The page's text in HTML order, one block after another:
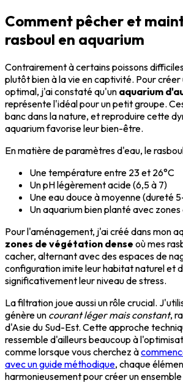
Comment pêcher et
rasboul en aquarium
Contrairement à certains poissons
plutôt bien à la vie en captivité. Pour
optimal, j'ai constaté qu'un aquarium
représente l'idéal pour un petit groupe.
banc dans la nature, et reproduire cette
aquarium favorise leur bien-être.
En matière de paramètres d'eau, le
Une température entre 23 et 26°C
Un pH légèrement acide (6,5 à 7)
Une eau douce à moyenne (dureté
Un aquarium bien planté avec
Pour l'aménagement, j'ai créé dans mon
zones de végétation dense où mes
cacher, alternant avec des espaces de
configuration imite leur habitat naturel et
significativement leur niveau de stress.
La filtration joue aussi un rôle crucial.
génère un courant léger mais constant,
d'Asie du Sud-Est. Cette approche
ressemble d'ailleurs beaucoup à
comme lorsque vous cherchez à
avec un guide méthodique, chaque
harmonieusement pour créer un